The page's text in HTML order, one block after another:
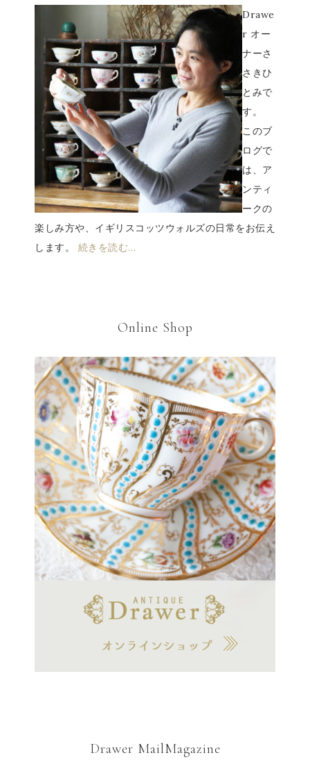
Drawe
r オー
ナーさ
さきひ
とみで
す。
このブ
ログで
は、ア
ンティ
ークの
楽しみ方や、イギリスコッツウォルズの日常をお伝え
します。 続きを読む…
Online Shop
Drawer MailMagazine